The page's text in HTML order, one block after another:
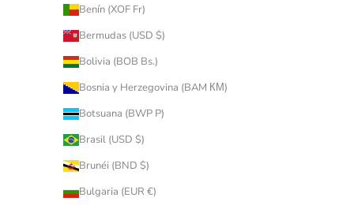
Benín (XOF Fr)
Bermudas (USD $)
Bolivia (BOB Bs.)
Bosnia y Herzegovina (BAM КМ)
Botsuana (BWP P)
Brasil (USD $)
Brunéi (BND $)
Bulgaria (EUR €)